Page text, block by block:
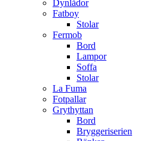
Dynlådor
Fatboy
Stolar
Fermob
Bord
Lampor
Soffa
Stolar
La Fuma
Fotpallar
Grythyttan
Bord
Bryggeriserien